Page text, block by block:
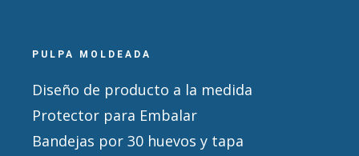
PULPA MOLDEADA
Diseño de producto a la medida
Protector para Embalar
Bandejas por 30 huevos y tapa